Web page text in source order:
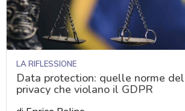
LA RIFLESSIONE
Data protection: quelle norme
privacy che violano il GDPR